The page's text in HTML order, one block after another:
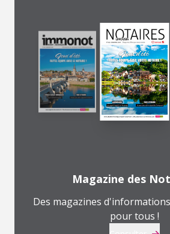
Magazine des
Des magazines
pour tous !